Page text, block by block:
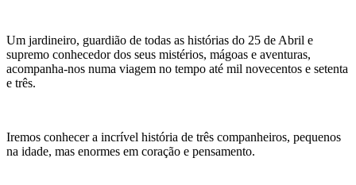
Um jardineiro, guardião de todas as histórias do 25 de Abril e
supremo conhecedor dos seus mistérios, mágoas e aventuras,
acompanha-nos numa viagem no tempo até mil novecentos e setenta
e três.
Iremos conhecer a incrível história de três companheiros, pequenos
na idade, mas enormes em coração e pensamento.